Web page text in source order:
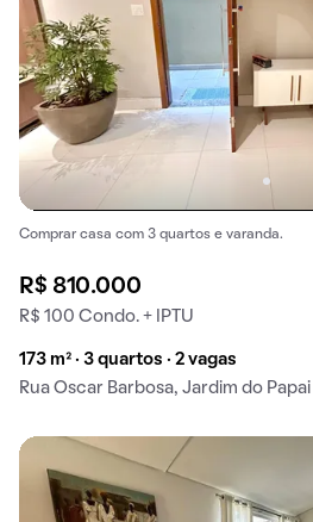
Comprar casa com 3 quartos e varanda.
R$ 810.000
R$ 100 Condo. + IPTU
173 m² · 3 quartos · 2 vagas
Rua Oscar Barbosa, Jardim do Papai